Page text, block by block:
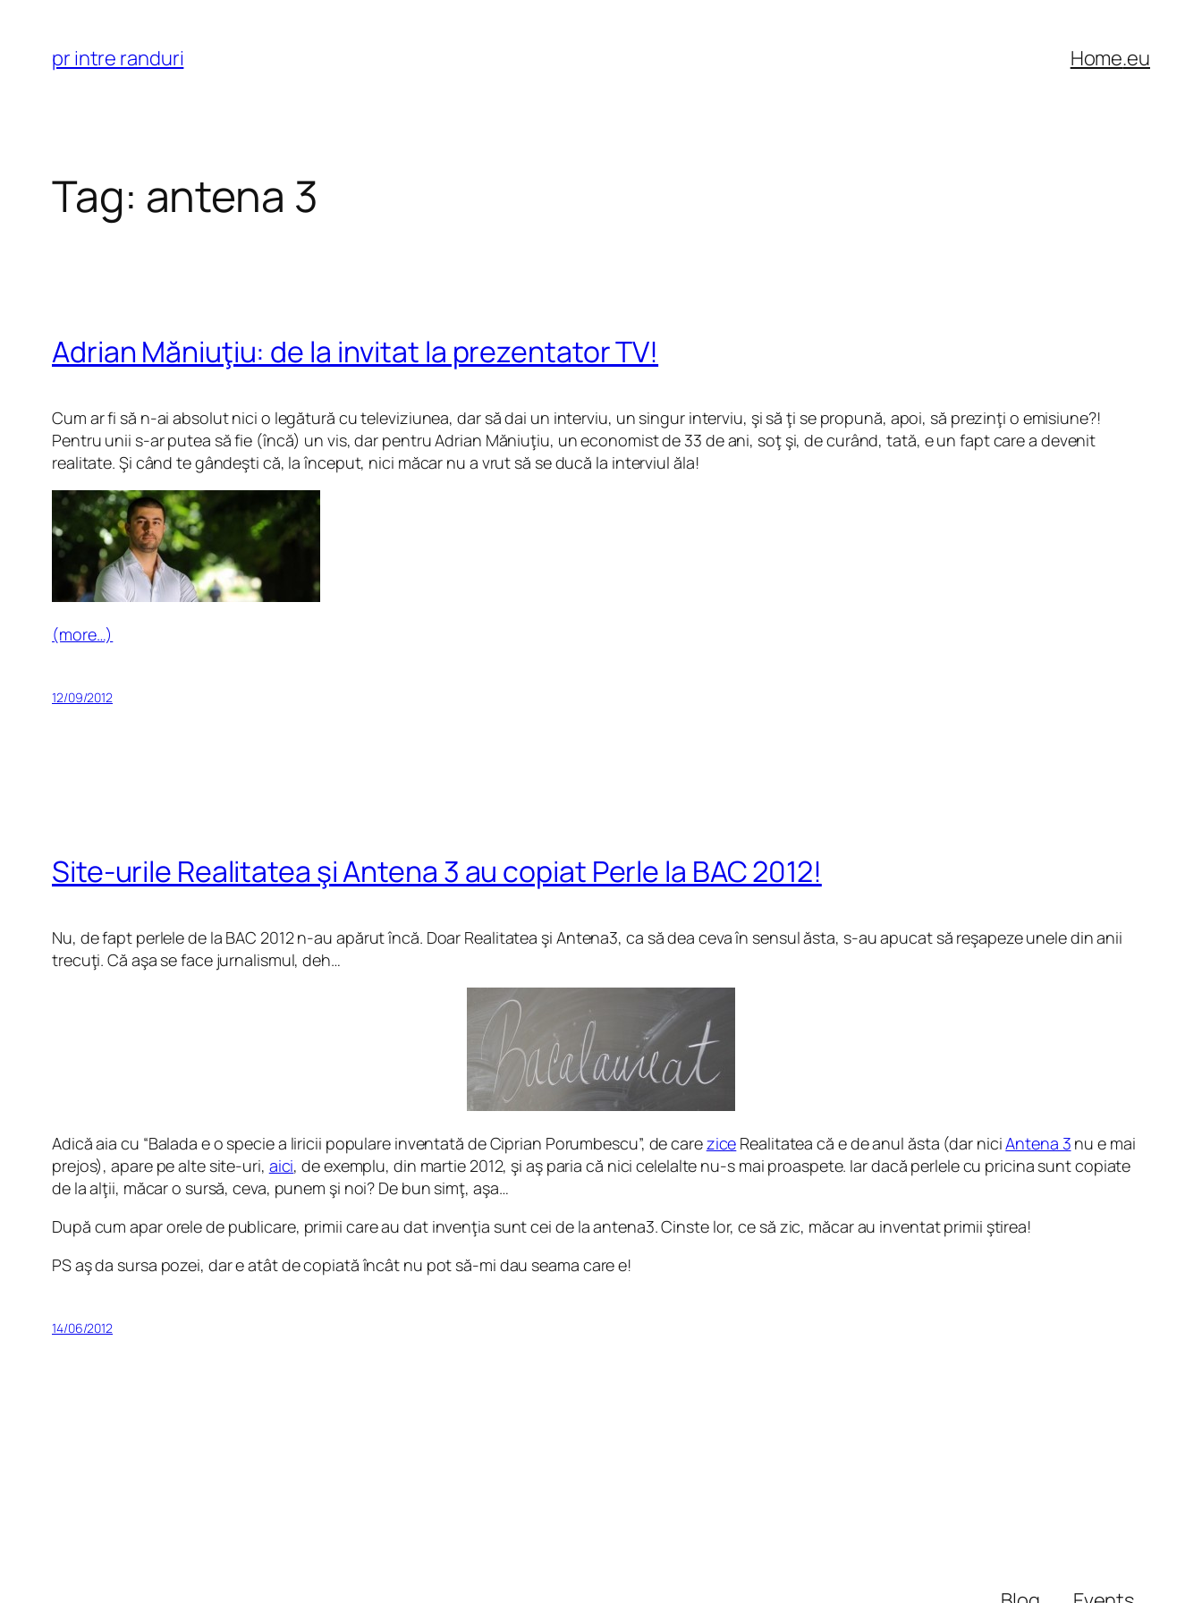
content
pr intre randuri Home.eu
Tag: antena 3
Adrian Măniuţiu: de la invitat la prezentator TV!
Cum ar fi să n-ai absolut nici o legătură cu televiziunea, dar să dai un interviu, un singur interviu, şi să ţi se propună, apoi, să prezinţi o emisiune?!
Pentru unii s-ar putea să fie (încă) un vis, dar pentru Adrian Măniuţiu, un economist de 33 de ani, soţ şi, de curând, tată, e un fapt care a devenit
realitate. Şi când te gândeşti că, la început, nici măcar nu a vrut să se ducă la interviul ăla!
(more…)
12/09/2012
Site-urile Realitatea şi Antena 3 au copiat Perle la BAC 2012!
Nu, de fapt perlele de la BAC 2012 n-au apărut încă. Doar Realitatea şi Antena3, ca să dea ceva în sensul ăsta, s-au apucat să reşapeze unele din anii
trecuţi. Că aşa se face jurnalismul, deh…
Adică aia cu “Balada e o specie a liricii populare inventată de Ciprian Porumbescu”, de carezice Realitatea că e de anul ăsta (dar niciAntena 3 nu e mai
prejos), apare pe alte site-uri, aici, de exemplu, din martie 2012, şi aş paria că nici celelalte nu-s mai proaspete. Iar dacă perlele cu pricina sunt copiate
de la alţii, măcar o sursă, ceva, punem şi noi? De bun simţ, aşa…
După cum apar orele de publicare, primii care au dat invenţia sunt cei de la antena3. Cinste lor, ce să zic, măcar au inventat primii ştirea!
PS aş da sursa pozei, dar e atât de copiată încât nu pot să-mi dau seama care e!
14/06/2012